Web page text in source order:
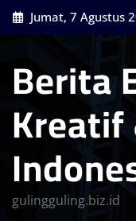
Skip
to
Jumat, 7 Agustus
Berita
gulingguling.biz.id